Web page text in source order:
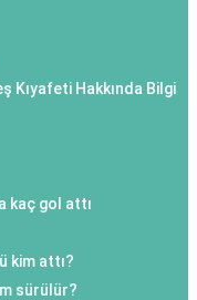
Kıyafeti Hakkında Bilgi
kaç gol attı
kim attı?
sürülür?